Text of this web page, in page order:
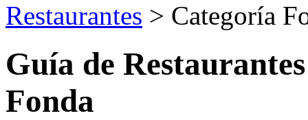
Restaurantes > Categoría
Guía de
Fonda